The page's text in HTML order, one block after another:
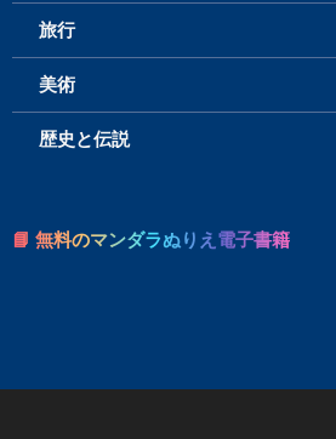
旅行
美術
歴史と伝説
📘 無料のマンダラぬりえ電子書籍